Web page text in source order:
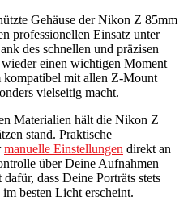
Gehäuse der Nikon Z 85mm
professionellen Einsatz unter
des schnellen und präzisen
einen wichtigen Moment
kompatibel mit allen Z-Mount
vielseitig macht.
Materialien hält die Nikon Z
stand. Praktische
manuelle Einstellungen direkt an
über Deine Aufnahmen
dafür, dass Deine Porträts stets
besten Licht erscheint.